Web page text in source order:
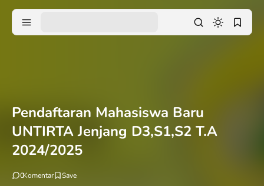
Pendaftaran Mahasiswa Baru
UNTIRTA Jenjang D3,S1,S2 T.A
2024/2025
0Komentar